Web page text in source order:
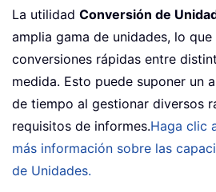
La utilidad Conversión de
amplia gama de unidades, lo
conversiones rápidas entre
medida. Esto puede suponer un
de tiempo al gestionar diversos
requisitos de informes.Haga clic
más información sobre las
de Unidades.